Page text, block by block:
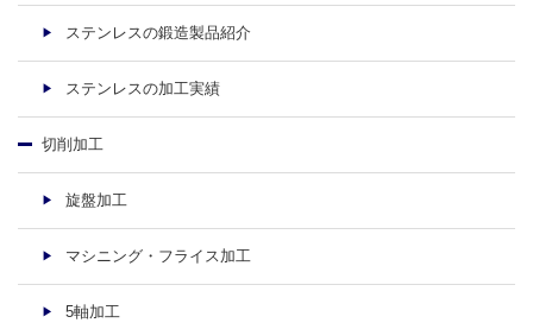
ステンレスの鍛造製品紹介
ステンレスの加工実績
切削加工
旋盤加工
マシニング・フライス加工
5軸加工